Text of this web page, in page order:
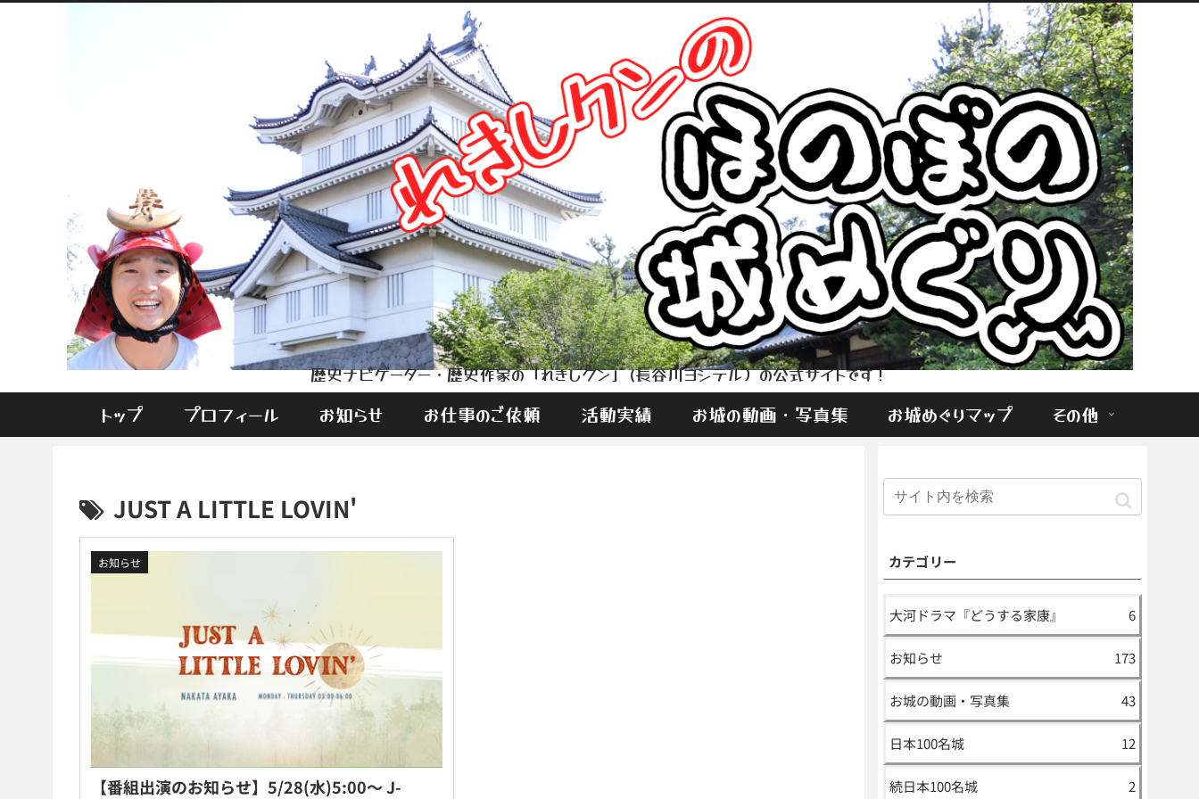
歴史ナビゲーター・歴史作家の「れきしクン」(長谷川ヨシテル）の公式サイトです！
トップ プロフィール お知らせ お仕事のご依頼 活動実績 お城の動画・写真集 お城めぐりマップ その他
JUST A LITTLE LOVIN'
お知らせ
【番組出演のお知らせ】5/28(水)5:00〜 J-
カテゴリー
大河ドラマ『どうする家康』 6
お知らせ 173
お城の動画・写真集 43
日本100名城 12
続日本100名城 2